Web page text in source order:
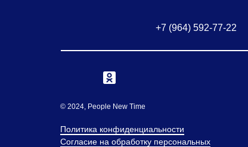
© 2024, People New Time
Политика конфиденциальности
Согласие на обработку персональных
+7 (964) 592-77-22